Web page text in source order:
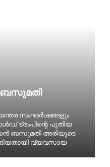
ബ​​സുമ​​തി
സംഘർഷങ്ങളും
ട്രംപിന്റെ പുതിയ
ബസുമതി അരിയുടെ
വ്യ​​വ​​സാ​​യ